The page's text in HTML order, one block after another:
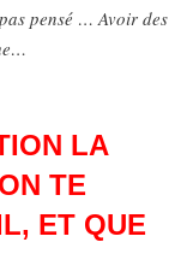
pensé … Avoir des
LA
TE
ET QUE